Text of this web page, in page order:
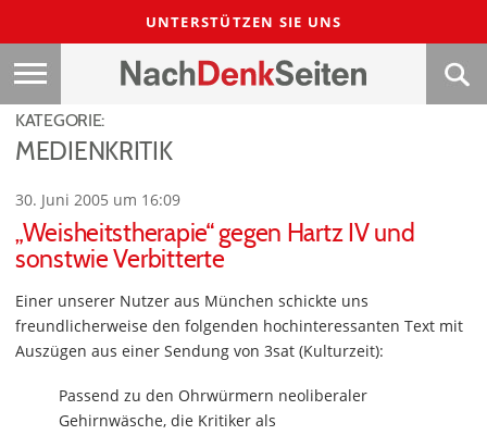
UNTERSTÜTZEN SIE UNS
KATEGORIE:
MEDIENKRITIK
30. Juni 2005 um 16:09
„Weisheitstherapie“ gegen Hartz IV und
sonstwie Verbitterte
Einer unserer Nutzer aus München schickte uns
freundlicherweise den folgenden hochinteressanten Text mit
Auszügen aus einer Sendung von 3sat (Kulturzeit):
Passend zu den Ohrwürmern neoliberaler
Gehirnwäsche, die Kritiker als